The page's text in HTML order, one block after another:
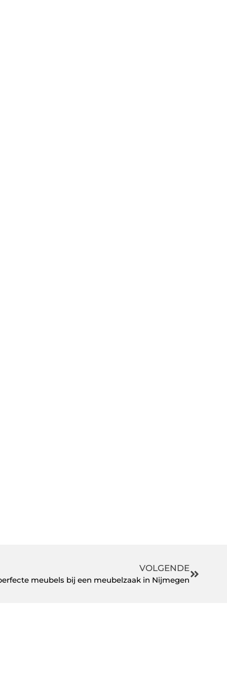
VOLGENDE
meubels bij een meubelzaak in Nijmegen